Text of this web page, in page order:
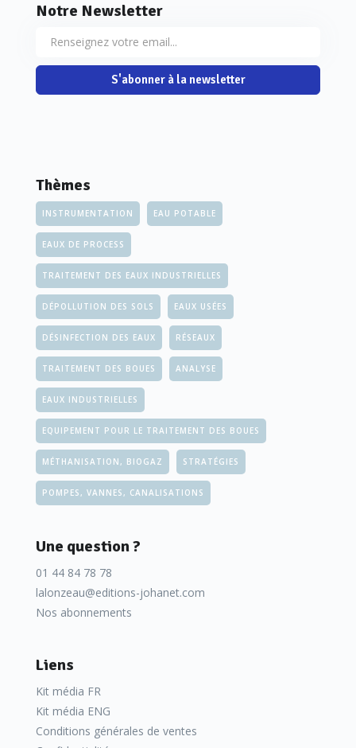
Notre Newsletter
S'abonner à la newsletter
Thèmes
INSTRUMENTATION EAU POTABLE
EAUX DE PROCESS
TRAITEMENT DES EAUX INDUSTRIELLES
DÉPOLLUTION DES SOLS EAUX USÉES
DÉSINFECTION DES EAUX RÉSEAUX
TRAITEMENT DES BOUES ANALYSE
EAUX INDUSTRIELLES
EQUIPEMENT POUR LE TRAITEMENT DES BOUES
MÉTHANISATION, BIOGAZ STRATÉGIES
POMPES, VANNES, CANALISATIONS
Une question ?
01 44 84 78 78
lalonzeau@editions-johanet.com
Nos abonnements
Liens
Kit média FR
Kit média ENG
Conditions générales de ventes